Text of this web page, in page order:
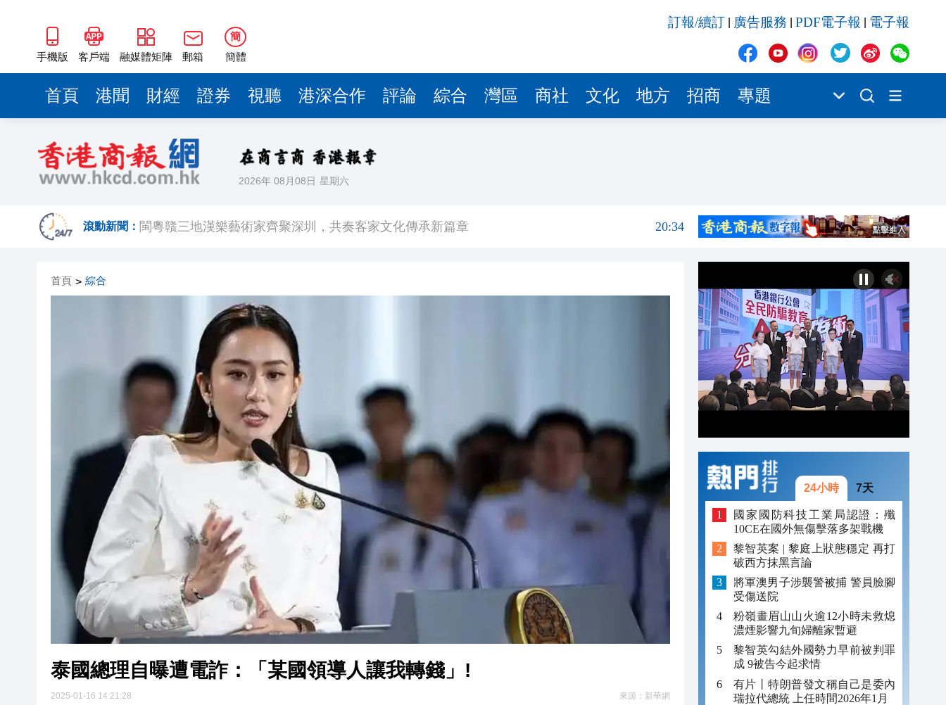
手機版 客戶端 融媒體矩陣 郵箱
簡
簡體
訂報/續訂 廣告服務 PDF電子報 電子報
首頁 港聞 財經 證券 視聽 港深合作 評論 綜合 灣區 商社 文化 地方 招商 專題
2026年 08月08日 星期六
滾動新聞：
有片丨外交部回應特朗普委內瑞拉石油言論 拉美國家有權自主選擇合作夥伴
20:31
50餘位頂尖專家共話時代命題
海南澄邁文儒煥新升級 五組數據見證文儒沉香從傳統邁向現代
20:42
2025年海南儋州以舊換新帶動消費約18億元
山東26戶省屬國企去年合計營收2.58萬億 利潤總額近936億
閩粵贛三地漢樂藝術家齊聚深圳，共奏客家文化傳承新篇章
20:34
海南澄邁文儒煥新升級 五組數據見證文儒沉香從傳統邁向現代
梁振英率港區全國政協委員考察團來瓊考察
2025年海南儋州以舊換新帶動消費約18億元
山東26戶省屬國企去年合計營收2.58萬億 利潤總額近936億
瀋陽鐵西校園閱讀活動解鎖閱讀新玩法
閩粵贛三地漢樂藝術家齊聚深圳，共奏客家文化傳承新篇章
有片丨外交部回應特朗普委內瑞拉石油言論 拉美國家有權自主選擇合作夥伴
20:31
首頁 > 綜合
泰國總理自曝遭電詐：「某國領導人讓我轉錢」!
2025-01-16 14:21:28 來源： 新華網
24小時 7天
國家國防科技工業局認證：殲
10CE在國外無傷擊落多架戰機
黎智英案 | 黎庭上狀態穩定 再打
破西方抹黑言論
將軍澳男子涉襲警被捕 警員臉腳
受傷送院
粉嶺畫眉山山火逾12小時未救熄
濃煙影響九旬婦離家暫避
黎智英勾結外國勢力早前被判罪
成 9被告今起求情
有片丨特朗普發文稱自己是委內
瑞拉代總統 上任時間2026年1月